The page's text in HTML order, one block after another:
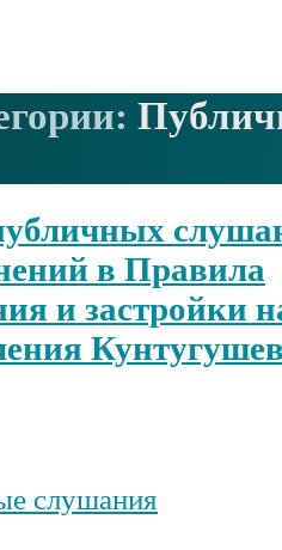
в Правила
и застройки
слушания